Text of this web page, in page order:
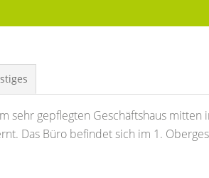
sehr gepflegten Geschäftshaus mitten
Das Büro befindet sich im 1.